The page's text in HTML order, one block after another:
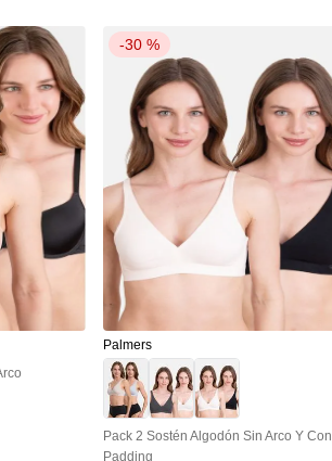
-30 %
Palmers
Pack 2 Sostén Algodón Sin Arco Y Con
Padding